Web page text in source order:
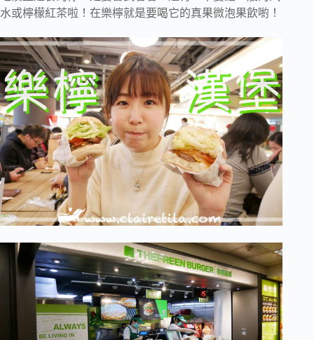
水或檸檬紅茶啦！在樂檸就是要喝它的真果微泡果飲喲！